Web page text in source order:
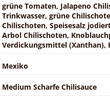
grüne Tomaten, Jalapeno
Trinkwasser, grüne
Chilischoten, Speisesalz
Arbol Chilischoten,
Verdickungsmittel (Xanthan),
Mexiko
Medium Scharfe Chilisauce